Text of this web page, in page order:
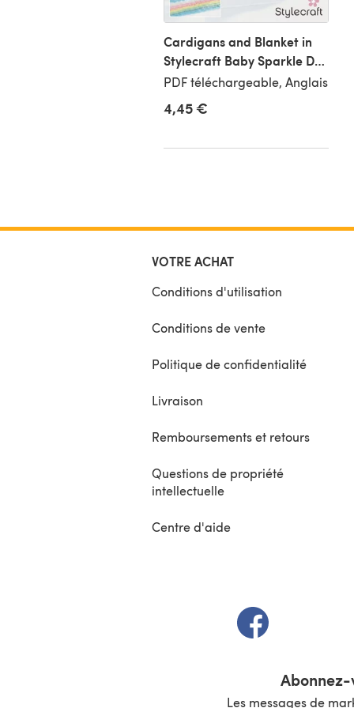
Cardigans and Blanket in
Stylecraft Baby Sparkle DK
- 9995 - Downloadable PDF
PDF téléchargeable, Anglais
4,45 €
VOTRE ACHAT
Conditions d'utilisation
Conditions de vente
Politique de confidentialité
Livraison
Remboursements et retours
Questions de propriété
intellectuelle
Centre d'aide
(s'ouvre dans un
Les messages de